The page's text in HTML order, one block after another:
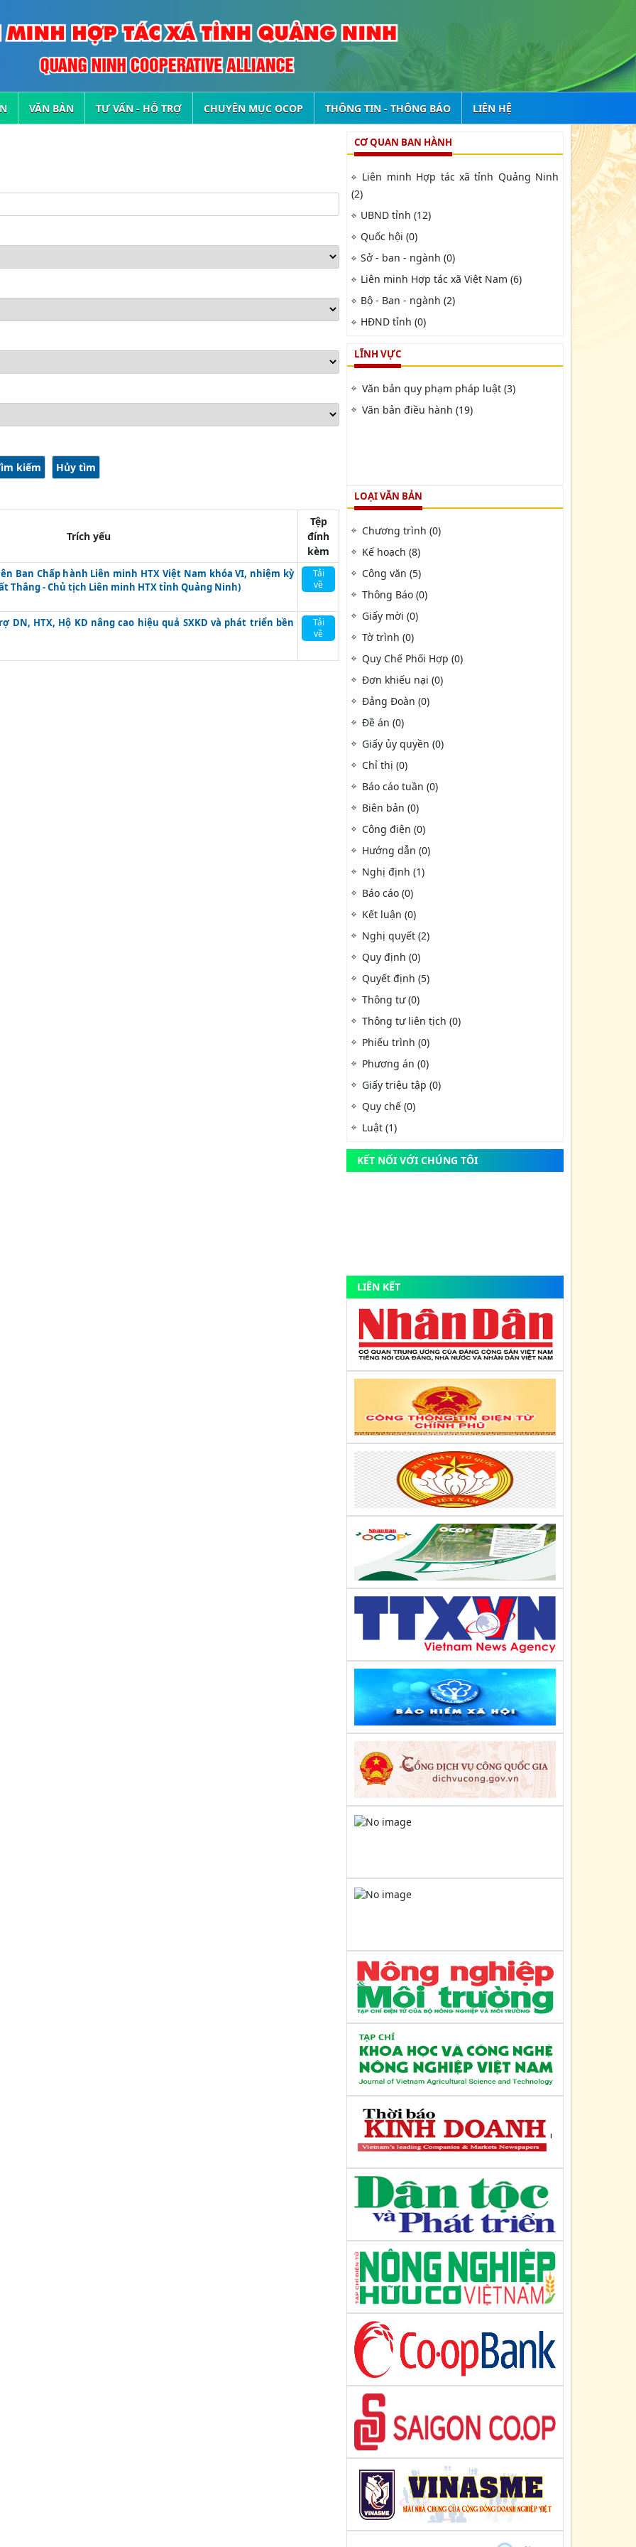
VĂN BẢN TƯ VẤN - HỖ TRỢ CHUYÊN MỤC OCOP THÔNG TIN - THÔNG BÁO LIÊN HỆ
Trích yếu
Tệp
đính
kèm
Ban Chấp hành Liên minh HTX Việt Nam khóa VI, nhiệm kỳ
Thắng - Chủ tịch Liên minh HTX tỉnh Quảng Ninh)
Tải
về
DN, HTX, Hộ KD nâng cao hiệu quả SXKD và phát triển bền
Tải
về
CƠ QUAN BAN HÀNH
Liên minh Hợp tác xã tỉnh Quảng Ninh
(2)
UBND tỉnh (12)
Quốc hội (0)
Sở - ban - ngành (0)
Liên minh Hợp tác xã Việt Nam (6)
Bộ - Ban - ngành (2)
HĐND tỉnh (0)
LĨNH VỰC
Văn bản quy phạm pháp luật (3)
Văn bản điều hành (19)
LOẠI VĂN BẢN
Chương trình (0)
Kế hoạch (8)
Công văn (5)
Thông Báo (0)
Giấy mời (0)
Tờ trình (0)
Quy Chế Phối Hợp (0)
Đơn khiếu nại (0)
Đảng Đoàn (0)
Đề án (0)
Giấy ủy quyền (0)
Chỉ thị (0)
Báo cáo tuần (0)
Biên bản (0)
Công điện (0)
Hướng dẫn (0)
Nghị định (1)
Báo cáo (0)
Kết luận (0)
Nghị quyết (2)
Quy định (0)
Quyết định (5)
Thông tư (0)
Thông tư liên tịch (0)
Phiếu trình (0)
Phương án (0)
Giấy triệu tập (0)
Quy chế (0)
Luật (1)
KẾT NỐI VỚI CHÚNG TÔI
LIÊN KẾT